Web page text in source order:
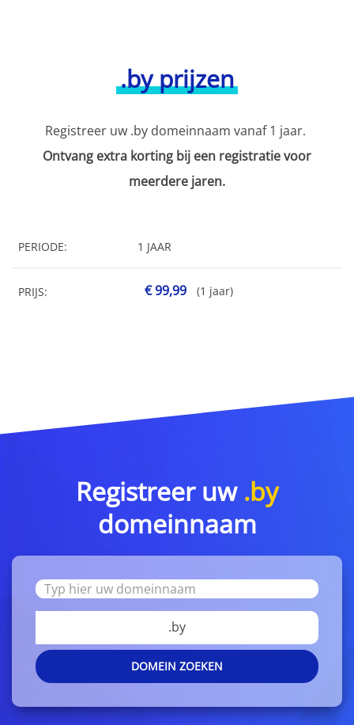
.by prijzen
Registreer uw .by domeinnaam vanaf 1 jaar.
Ontvang extra korting bij een registratie voor
meerdere jaren.
PERIODE: 1 JAAR
PRIJS: € 99,99 (1 jaar)
Registreer uw .by
domeinnaam
.by
DOMEIN ZOEKEN